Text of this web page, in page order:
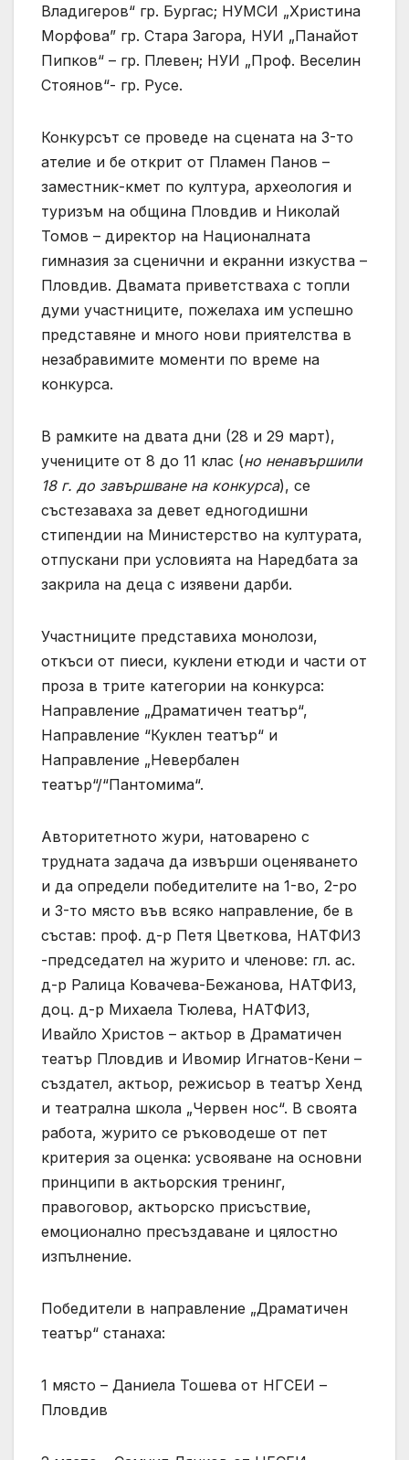
Владигеров“ гр. Бургас; НУМСИ „Христина
Морфова” гр. Стара Загора, НУИ „Панайот
Пипков“ – гр. Плевен; НУИ „Проф. Веселин
Стоянов“- гр. Русе.
Конкурсът се проведе на сцената на 3-то
ателие и бе открит от Пламен Панов –
заместник-кмет по култура, археология и
туризъм на община Пловдив и Николай
Томов – директор на Националната
гимназия за сценични и екранни изкуства –
Пловдив. Двамата приветстваха с топли
думи участниците, пожелаха им успешно
представяне и много нови приятелства в
незабравимите моменти по време на
конкурса.
В рамките на двата дни (28 и 29 март),
учениците от 8 до 11 клас (но ненавършили
18 г. до завършване на конкурса), се
състезаваха за девет едногодишни
стипендии на Министерство на културата,
отпускани при условията на Наредбата за
закрила на деца с изявени дарби.
Участниците представиха монолози,
откъси от пиеси, куклени етюди и части от
проза в трите категории на конкурса:
Направление „Драматичен театър“,
Направление “Куклен театър“ и
Направление „Невербален
театър“/“Пантомима“.
Авторитетното жури, натоварено с
трудната задача да извърши оценяването
и да определи победителите на 1-во, 2-ро
и 3-то място във всяко направление, бе в
състав: проф. д-р Петя Цветкова, НАТФИЗ
-председател на журито и членове: гл. ас.
д-р Ралица Ковачева-Бежанова, НАТФИЗ,
доц. д-р Михаела Тюлева, НАТФИЗ,
Ивайло Христов – актьор в Драматичен
театър Пловдив и Ивомир Игнатов-Кени –
създател, актьор, режисьор в театър Хенд
и театрална школа „Червен нос“. В своята
работа, журито се ръководеше от пет
критерия за оценка: усвояване на основни
принципи в актьорския тренинг,
правоговор, актьорско присъствие,
емоционално пресъздаване и цялостно
изпълнение.
Победители в направление „Драматичен
театър“ станаха:
1 място – Даниела Тошева от НГСЕИ –
Пловдив